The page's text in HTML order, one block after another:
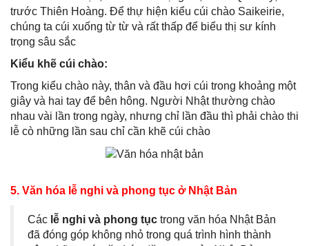
trước Thiên Hoàng. Để thự hiện kiểu cúi chào Saikeirie,
chúng ta cúi xuống từ từ và rất thấp để biểu thị sư kính
trọng sâu sắc
Kiểu khẽ cúi chào:
Trong kiểu chào này, thân và đầu hơi cúi trong khoảng một
giây và hai tay để bên hông. Người Nhật thường chào
nhau vài lần trong ngày, nhưng chỉ lần đầu thì phải chào thi
lễ cò những lần sau chỉ cần khẽ cúi chào
5. Văn hóa lễ nghi và phong tục ở Nhật Bản
Các lễ nghi và phong tục trong văn hóa Nhật Bản
đã đóng góp không nhỏ trong quá trình hình thành